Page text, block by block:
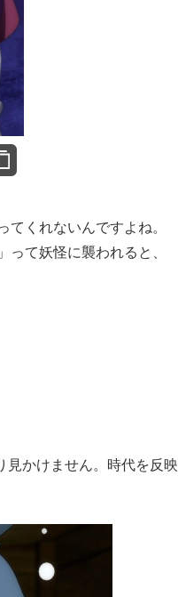
くれないんですよね。
て妖怪に襲われると、
かけません。時代を反映